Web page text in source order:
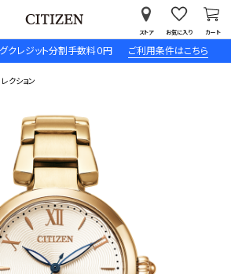
クレジット分割手数料０円 ご利用条件はこちら
ストア お気に入り カート
クション